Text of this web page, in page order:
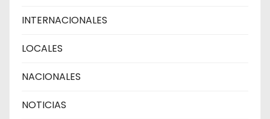
INTERNACIONALES
LOCALES
NACIONALES
NOTICIAS